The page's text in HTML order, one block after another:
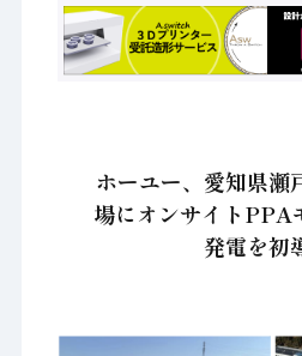
ホーユー、愛知県瀬
場にオンサイトPPA
発電を初